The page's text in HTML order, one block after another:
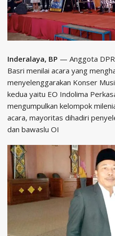
Inderalaya, BP — Anggota
Basri menilai acara yang
menyelenggarakan Konser
kedua yaitu EO Indolima
mengumpulkan kelompok
acara, mayoritas dihadiri
dan bawaslu OI